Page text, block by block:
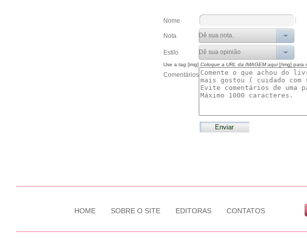
Nome
Nota
Estilo
Use a tag [img] Coloque a URL da IMAGEM aqui[/img] para
Comentários
HOME SOBRE O SITE EDITORAS CONTATOS